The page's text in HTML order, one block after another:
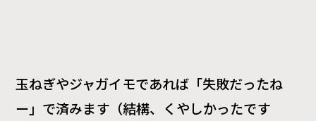
玉ねぎやジャガイモであれば「失敗だったね
ー」で済みます（結構、くやしかったです